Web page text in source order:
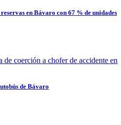
en Bávaro con 67 % de unidades
de Bávaro